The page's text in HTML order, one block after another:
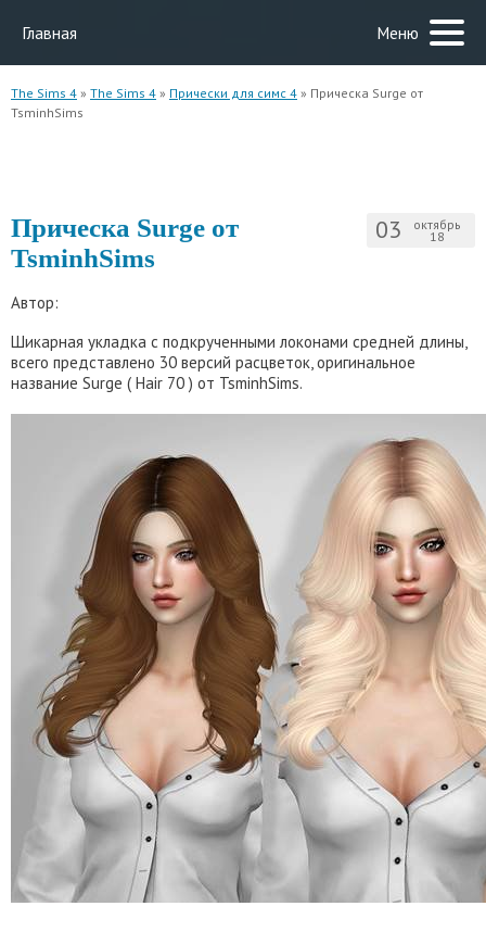
Главная Меню
The Sims 4 » The Sims 4 » Прически для симс 4 » Прическа Surge от
TsminhSims
03 октябрь
18
Прическа Surge от
TsminhSims
Автор:
Шикарная укладка с подкрученными локонами средней длины,
всего представлено 30 версий расцветок, оригинальное
название Surge ( Hair 70 ) от TsminhSims.